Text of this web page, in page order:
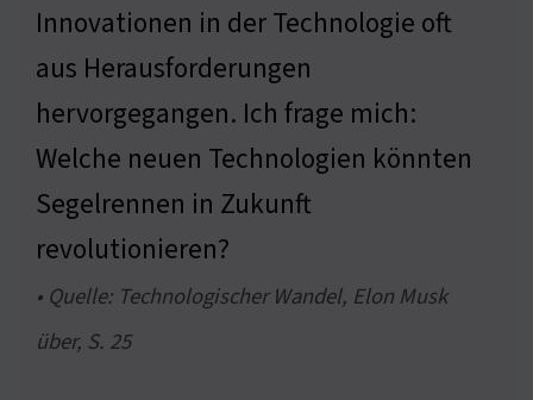
Innovationen in der Technologie oft
aus Herausforderungen
hervorgegangen. Ich frage mich:
Welche neuen Technologien könnten
Segelrennen in Zukunft
revolutionieren?
• Quelle: Technologischer Wandel, Elon Musk
über, S. 25